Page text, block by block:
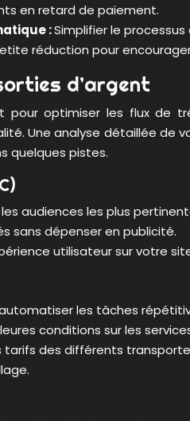
en retard de paiement.
:Simplifier le
réduction pour
d’argent
optimiser les flux de
Une analyse détaillée
quelques pistes.
audiences les plus
sans dépenser en publicité.
utilisateur sur votre
les tâches
conditions sur les
tarifs des différents